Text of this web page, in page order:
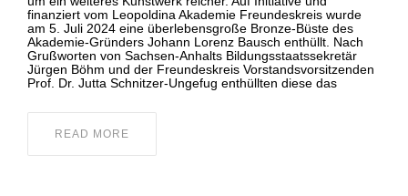
finanziert vom Leopoldina Akademie Freundeskreis wurde
am 5. Juli 2024 eine überlebensgroße Bronze-Büste des
Akademie-Gründers Johann Lorenz Bausch enthüllt. Nach
Grußworten von Sachsen-Anhalts Bildungsstaatssekretär
Jürgen Böhm und der Freundeskreis Vorstandsvorsitzenden
Prof. Dr. Jutta Schnitzer-Ungefug enthüllten diese das
READ MORE